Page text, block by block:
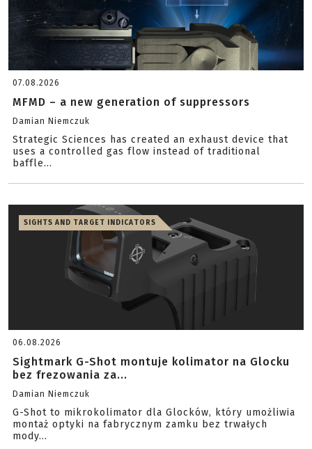
07.08.2026
MFMD – a new generation of suppressors
Damian Niemczuk
Strategic Sciences has created an exhaust device that
uses a controlled gas flow instead of traditional
baffle...
SIGHTS AND TARGET INDICATORS
06.08.2026
Sightmark G-Shot montuje kolimator na Glocku
bez frezowania za...
Damian Niemczuk
G-Shot to mikrokolimator dla Glocków, który umożliwia
montaż optyki na fabrycznym zamku bez trwałych
mody...